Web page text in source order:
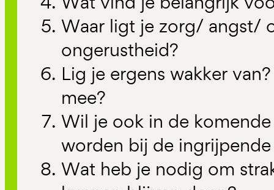
Waar ligt je zorg/ angst/
ongerustheid?
Lig je ergens wakker
mee?
Wil je ook in de
worden bij de
Wat heb je nodig om